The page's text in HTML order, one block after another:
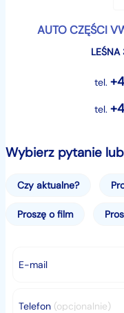
AUTO CZĘŚCI
tel.
tel.
Wybierz pytanie
Czy aktualne?
Proszę o film
E-mail
Telefon (opcjonalnie)